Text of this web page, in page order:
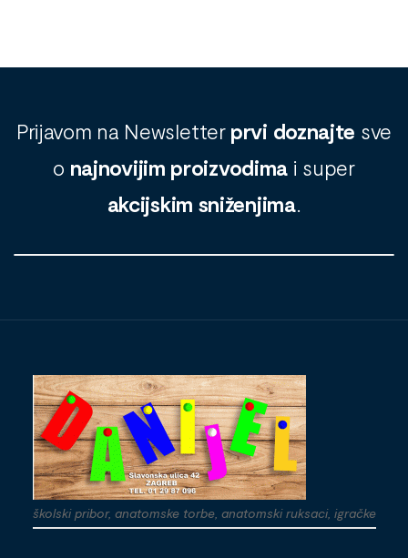
Prijavom na Newsletter prvi doznajte sve
o najnovijim proizvodima i super
akcijskim sniženjima.
školski pribor, anatomske torbe, anatomski ruksaci, igračke